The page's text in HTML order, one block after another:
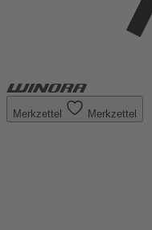
Merkzettel Merkzettel